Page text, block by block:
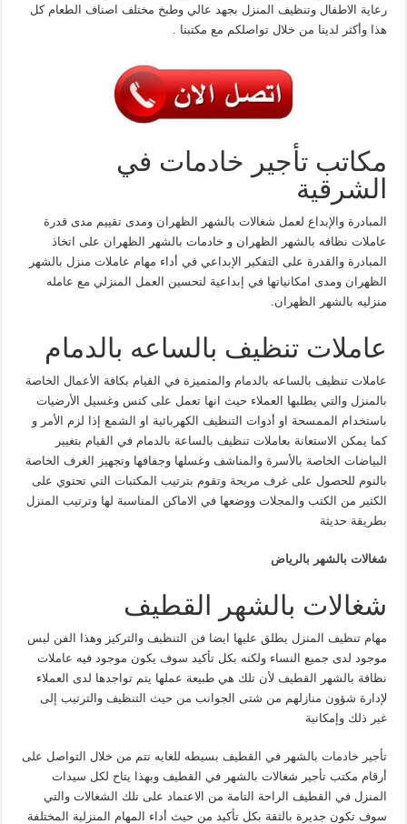
رعاية الاطفال وتنظيف المنزل بجهد عالي وطبخ مختلف اصناف الطعام كل
هذا وأكثر لدينا من خلال تواصلكم مع مكتبنا .
مكاتب تأجير خادمات في
الشرقية
المبادرة والإبداع لعمل شغالات بالشهر الظهران ومدى تقييم مدى قدرة
عاملات نظافه بالشهر الظهران و خادمات بالشهر الظهران على اتخاذ
المبادرة والقدرة على التفكير الإبداعي في أداء مهام عاملات منزل بالشهر
الظهران ومدى امكانياتها في إبداعية لتحسين العمل المنزلي مع عامله
منزليه بالشهر الظهران.
عاملات تنظيف بالساعه بالدمام
عاملات تنظيف بالساعه بالدمام والمتميزة في القيام بكافة الأعمال الخاصة
بالمنزل والتي يطلبها العملاء حيث انها تعمل على كنس وغسيل الأرضيات
باستخدام الممسحة او أدوات التنظيف الكهربائية او الشمع إذا لزم الأمر و
كما يمكن الاستعانة بعاملات تنظيف بالساعة بالدمام في القيام بتغيير
البياضات الخاصة بالأسرة والمناشف وغسلها وجفافها وتجهيز الغرف الخاصة
بالنوم للحصول على غرف مريحة وتقوم بترتيب المكتبات التي تحتوي على
الكثير من الكتب والمجلات ووضعها في الاماكن المناسبة لها وترتيب المنزل
بطريقة حديثة
شغالات بالشهر بالرياض
شغالات بالشهر القطيف
مهام تنظيف المنزل يطلق عليها ايضا فن التنظيف والتركيز وهذا الفن ليس
موجود لدى جميع النساء ولكنه بكل تأكيد سوف يكون موجود فيه عاملات
نظافة بالشهر القطيف لأن تلك هي طبيعة عملها يتم تواجدها لدى العملاء
لإدارة شؤون منازلهم من شتى الجوانب من حيث التنظيف والترتيب إلى
غير ذلك وإمكانية
تأجير خادمات بالشهر في القطيف بسيطه للغايه تتم من خلال التواصل على
أرقام مكتب تأجير شغالات بالشهر في القطيف وبهذا يتاح لكل سيدات
المنزل في القطيف الراحة التامة من الاعتماد على تلك الشغالات والتي
سوف تكون جديرة بالثقة بكل تأكيد من حيث أداء المهام المنزلية المختلفة